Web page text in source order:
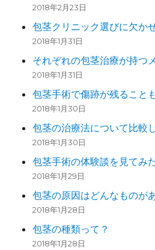
2018年2月23日
包茎クリニック選びに欠か
2018年1月31日
それぞれの包茎治療が持つ
2018年1月31日
包茎手術で傷跡が残ること
2018年1月30日
包茎の治療法について比較
2018年1月30日
包茎手術の体験談を見てみ
2018年1月29日
包茎の原因はどんなものが
2018年1月28日
包茎の種類って？
2018年1月28日